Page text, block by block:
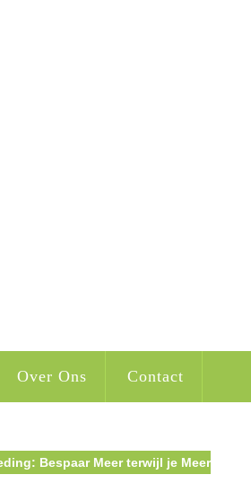
Over Ons Contact
Bespaar Meer terwijl je Meer